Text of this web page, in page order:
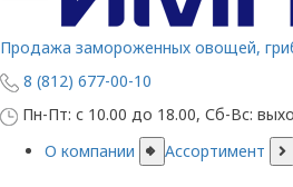
Продажа замороженных овощей,
8 (812) 677-00-10
Пн-Пт: с 10.00 до 18.00, Сб-Вс:
О компании
Ассортимент